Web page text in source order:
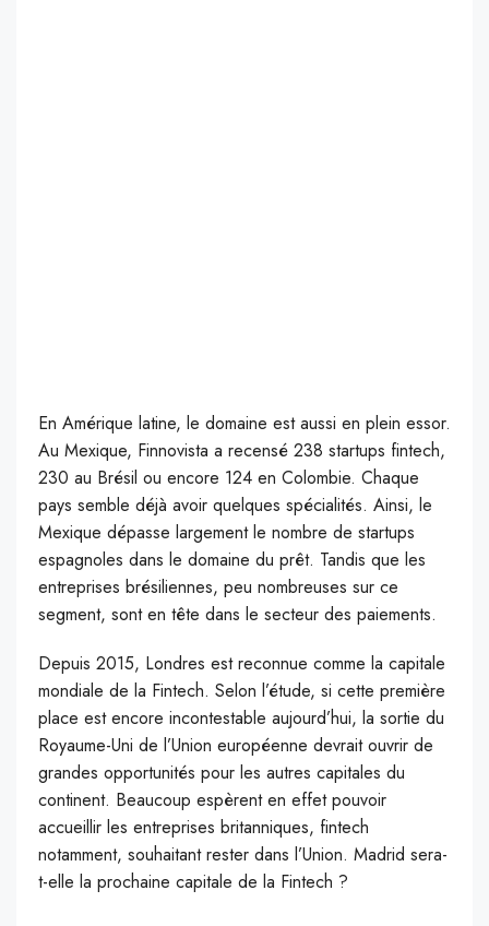
En Amérique latine, le domaine est aussi en plein essor.
Au Mexique, Finnovista a recensé 238 startups fintech,
230 au Brésil ou encore 124 en Colombie. Chaque
pays semble déjà avoir quelques spécialités. Ainsi, le
Mexique dépasse largement le nombre de startups
espagnoles dans le domaine du prêt. Tandis que les
entreprises brésiliennes, peu nombreuses sur ce
segment, sont en tête dans le secteur des paiements.
Depuis 2015, Londres est reconnue comme la capitale
mondiale de la Fintech. Selon l’étude, si cette première
place est encore incontestable aujourd’hui, la sortie du
Royaume-Uni de l’Union européenne devrait ouvrir de
grandes opportunités pour les autres capitales du
continent. Beaucoup espèrent en effet pouvoir
accueillir les entreprises britanniques, fintech
notamment, souhaitant rester dans l’Union. Madrid sera-
t-elle la prochaine capitale de la Fintech ?